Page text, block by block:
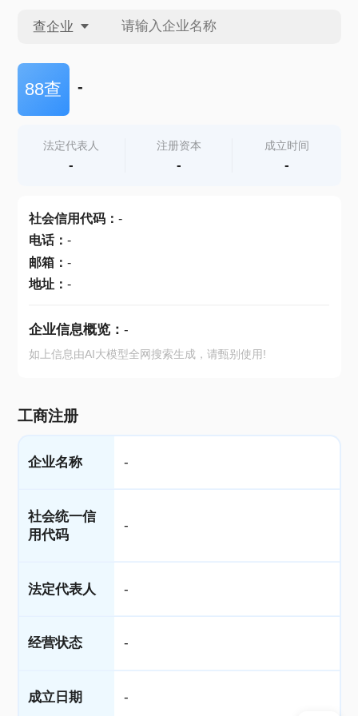
查企业
查企业
查产地
88查 -
法定代表人
-
注册资本
-
成立时间
-
社会信用代码： -
电话： -
邮箱： -
地址： -
企业信息概览： -
如上信息由AI大模型全网搜索生成，请甄别使用!
工商注册
企业名称 -
社会统一信
用代码
-
法定代表人 -
经营状态 -
成立日期 -